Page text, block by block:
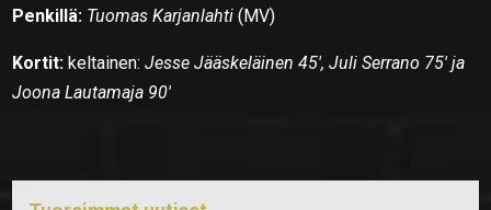
Penkillä: Tuomas Karjanlahti (MV)
Kortit: keltainen:Jesse Jääskeläinen 45′, Juli Serrano 75′ ja
Joona Lautamaja 90′